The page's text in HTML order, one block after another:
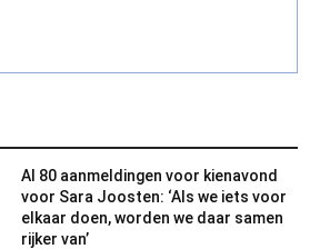
Al 80 aanmeldingen voor kienavond
voor Sara Joosten: ‘Als we iets voor
elkaar doen, worden we daar samen
rijker van’